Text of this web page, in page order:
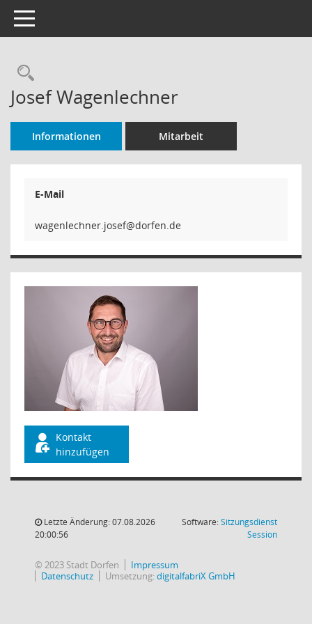
Toggle navigation
Rechercheauswahl
Josef Wagenlechner
Informationen Mitarbeit
E-Mail
wagenlechner.josef@dorfen.de
Kontakt
hinzufügen
Letzte Änderung: 07.08.2026
20:00:56
Software:Sitzungsdienst
Session(Wird in
© 2023 Stadt Dorfen
Impressum
Datenschutz
Umsetzung:digitalfabriX GmbH